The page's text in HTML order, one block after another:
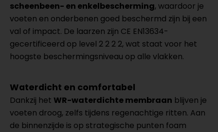
scheenbeen- en enkelbescherming, waardoor je
voeten en onderbenen goed beschermd zijn bij een
val of impact. De laarzen zijn CE EN13634-
gecertificeerd op level 2 2 2 2, wat staat voor het
hoogste beschermingsniveau op alle vlakken.
Waterdicht en comfortabel
Dankzij het WR-waterdichte membraan blijven je
voeten droog, zelfs tijdens regenachtige ritten. Aan
de binnenzijde is op strategische punten foam